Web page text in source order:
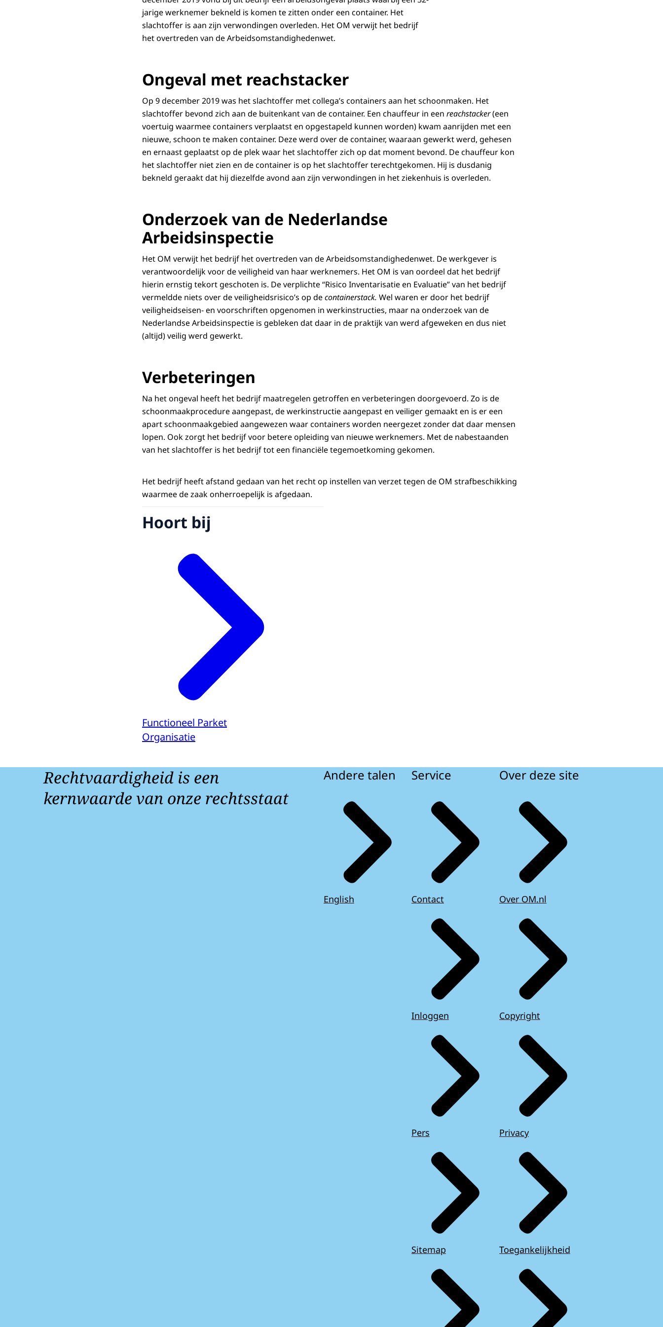
jarige werknemer bekneld is komen te zitten onder een container. Het
slachtoffer is aan zijn verwondingen overleden. Het OM verwijt het bedrijf
het overtreden van de Arbeidsomstandighedenwet.
Ongeval met reachstacker
Op 9 december 2019 was het slachtoffer met collega’s containers aan het schoonmaken. Het
slachtoffer bevond zich aan de buitenkant van de container. Een chauffeur in een reachstacker(een
voertuig waarmee containers verplaatst en opgestapeld kunnen worden) kwam aanrijden met een
nieuwe, schoon te maken container. Deze werd over de container, waaraan gewerkt werd, gehesen
en ernaast geplaatst op de plek waar het slachtoffer zich op dat moment bevond. De chauffeur kon
het slachtoffer niet zien en de container is op het slachtoffer terechtgekomen. Hij is dusdanig
bekneld geraakt dat hij diezelfde avond aan zijn verwondingen in het ziekenhuis is overleden.
Onderzoek van de Nederlandse
Arbeidsinspectie
Het OM verwijt het bedrijf het overtreden van de Arbeidsomstandighedenwet. De werkgever is
verantwoordelijk voor de veiligheid van haar werknemers. Het OM is van oordeel dat het bedrijf
hierin ernstig tekort geschoten is. De verplichte “Risico Inventarisatie en Evaluatie” van het bedrijf
vermeldde niets over de veiligheidsrisico’s op decontainerstack. Wel waren er door het bedrijf
veiligheidseisen- en voorschriften opgenomen in werkinstructies, maar na onderzoek van de
Nederlandse Arbeidsinspectie is gebleken dat daar in de praktijk van werd afgeweken en dus niet
(altijd) veilig werd gewerkt.
Verbeteringen
Na het ongeval heeft het bedrijf maatregelen getroffen en verbeteringen doorgevoerd. Zo is de
schoonmaakprocedure aangepast, de werkinstructie aangepast en veiliger gemaakt en is er een
apart schoonmaakgebied aangewezen waar containers worden neergezet zonder dat daar mensen
lopen. Ook zorgt het bedrijf voor betere opleiding van nieuwe werknemers. Met de nabestaanden
van het slachtoffer is het bedrijf tot een financiële tegemoetkoming gekomen.
Het bedrijf heeft afstand gedaan van het recht op instellen van verzet tegen de OM strafbeschikking
waarmee de zaak onherroepelijk is afgedaan.
Hoort bij
Functioneel Parket
Organisatie
Rechtvaardigheid is een
kernwaarde van onze rechtsstaat
Andere talen
English
Service
Contact
Inloggen
Pers
Sitemap
Over deze site
Over OM.nl
Copyright
Privacy
Toegankelijkheid